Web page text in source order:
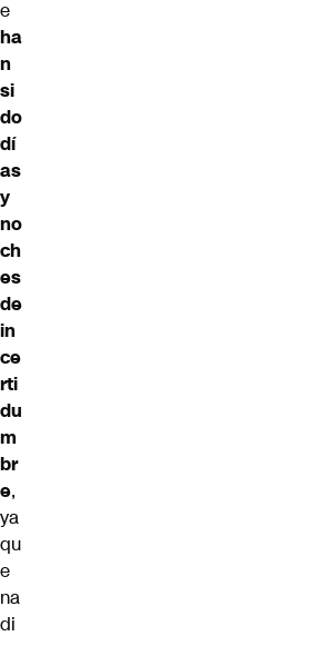
e
ha
n
si
do
dí
as
y
no
ch
es
de
in
ce
rti
du
m
br
e,
ya
qu
e
na
di